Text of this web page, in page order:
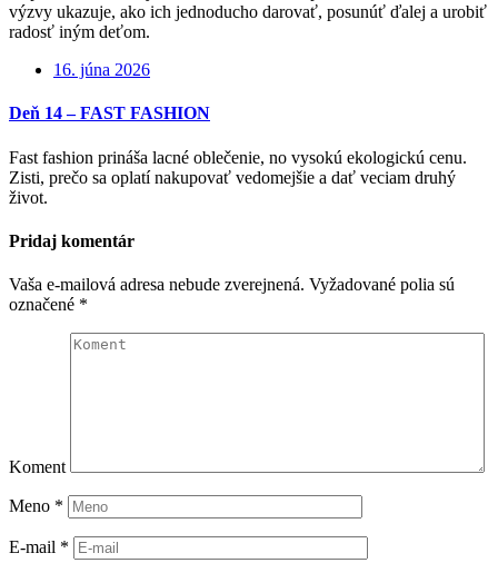
výzvy ukazuje, ako ich jednoducho darovať, posunúť ďalej a urobiť
radosť iným deťom.
16. júna 2026
Deň 14 – FAST FASHION
Fast fashion prináša lacné oblečenie, no vysokú ekologickú cenu.
Zisti, prečo sa oplatí nakupovať vedomejšie a dať veciam druhý
život.
Pridaj komentár
Vaša e-mailová adresa nebude zverejnená. Vyžadované polia sú
označené *
Koment
Meno *
E-mail *